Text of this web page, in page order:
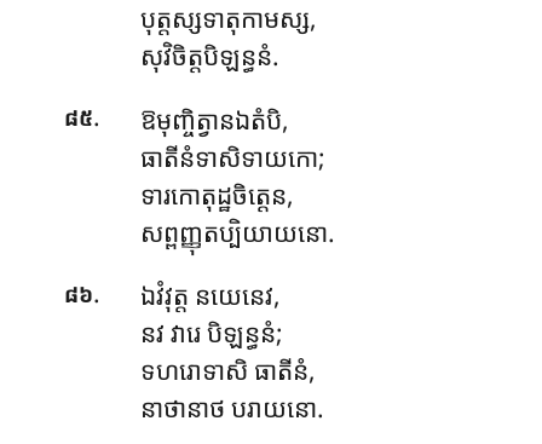
បុត្តស្សទាតុកាមស្ស,
សុវិចិត្តបិឡន្ធនំ.
៨៥. ឱមុញ្ចិត្វានឯតំបិ,
ធាតីនំទាសិទាយកោ;
ទារកោតុដ្ឋចិត្តេន,
សព្ពញ្ញុតប្បិយាយនោ.
៨៦.
ឯវំវុត្ត នយេនេវ,
នវ វារេ បិឡន្ធនំ;
ទហរោទាសិ ធាតីនំ,
នាថានាថ បរាយនោ.